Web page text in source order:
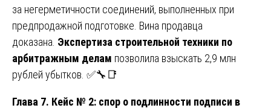
за негерметичности соединений, выполненных при
предпродажной подготовке. Вина продавца
доказана. Экспертиза строительной техники по
арбитражным делам позволила взыскать 2,9 млн
рублей убытков. ✅🔧📑
Глава 7. Кейс № 2: спор о подлинности подписи в